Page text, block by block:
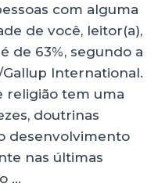
com alguma
de você, leitor(a),
de 63%, segundo a
Gallup International.
religião tem uma
doutrinas
desenvolvimento
nas últimas
…